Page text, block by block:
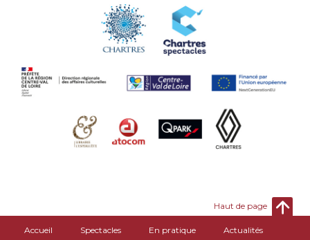
Accueil Spectacles En pratique
Actualités
Haut de page